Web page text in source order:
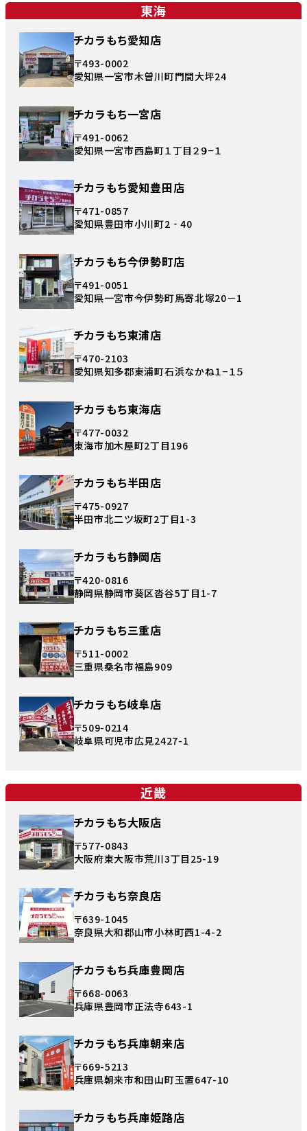
東海
チカラもち愛知店
〒493-0002
愛知県一宮市木曽川町門間大坪24
チカラもち一宮店
〒491-0062
愛知県一宮市西島町１丁目２９−１
チカラもち愛知豊田店
〒471-0857
愛知県豊田市小川町2‐40
チカラもち今伊勢町店
〒491-0051
愛知県一宮市今伊勢町馬寄北塚20－1
チカラもち東浦店
〒470-2103
愛知県知多郡東浦町石浜なかね１−１５
チカラもち東海店
〒477-0032
東海市加木屋町2丁目196
チカラもち半田店
〒475-0927
半田市北二ツ坂町2丁目1-3
チカラもち静岡店
〒420-0816
静岡県静岡市葵区沓谷5丁目1-7
チカラもち三重店
〒511-0002
三重県桑名市福島909
チカラもち岐阜店
〒509-0214
岐阜県可児市広見2427-1
近畿
チカラもち大阪店
〒577-0843
大阪府東大阪市荒川3丁目25-19
チカラもち奈良店
〒639-1045
奈良県大和郡山市小林町西1-4-2
チカラもち兵庫豊岡店
〒668-0063
兵庫県豊岡市正法寺643-1
チカラもち兵庫朝来店
〒669-5213
兵庫県朝来市和田山町玉置647-10
チカラもち兵庫姫路店